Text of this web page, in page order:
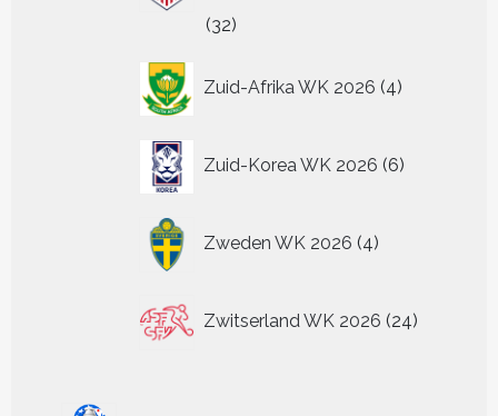
3232
Zuid-Afrika WK 2026 4
producten
Zuid-Korea WK 2026 6
producten
Zweden WK 2026 4
producten
Zwitserland WK 2026 24
producten